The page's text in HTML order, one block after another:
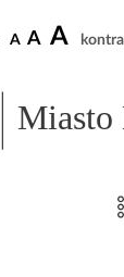
A A A